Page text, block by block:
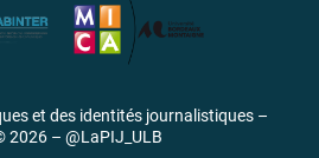
et des identités journalistiques –
2026 – @LaPIJ_ULB